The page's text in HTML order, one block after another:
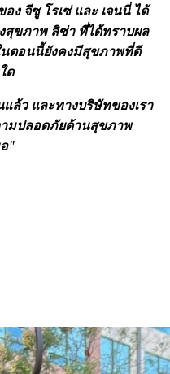
ง จีซู โรเซ่ และ เจนนี่ ได้
สุขภาพ ลิซ่า ที่ได้ทราบผล
นตอนนี้ยังคงมีสุขภาพที่ดี
ด
ล้ว และทางบริษัทของเรา
ามปลอดภัยด้านสุขภาพ
อ"